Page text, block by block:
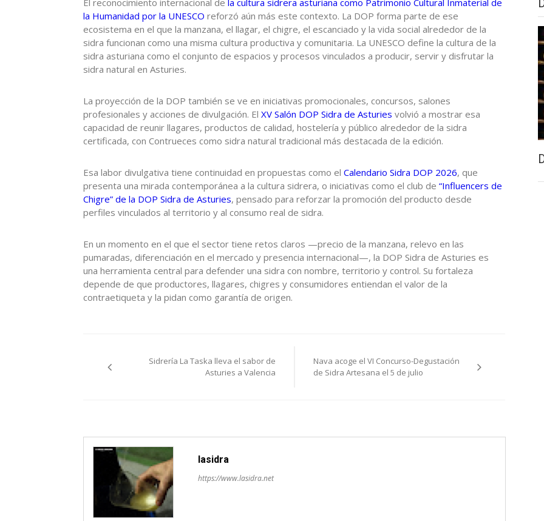
la Humanidad por la UNESCO reforzó aún más este contexto. La DOP forma parte de ese
ecosistema en el que la manzana, el llagar, el chigre, el escanciado y la vida social alrededor de la
sidra funcionan como una misma cultura productiva y comunitaria. La UNESCO define la cultura de la
sidra asturiana como el conjunto de espacios y procesos vinculados a producir, servir y disfrutar la
sidra natural en Asturies.
La proyección de la DOP también se ve en iniciativas promocionales, concursos, salones
profesionales y acciones de divulgación. El XV Salón DOP Sidra de Asturies volvió a mostrar esa
capacidad de reunir llagares, productos de calidad, hostelería y público alrededor de la sidra
certificada, con Contrueces como sidra natural tradicional más destacada de la edición.
Esa labor divulgativa tiene continuidad en propuestas como el Calendario Sidra DOP 2026, que
presenta una mirada contemporánea a la cultura sidrera, o iniciativas como el club de “Influencers de
Chigre” de la DOP Sidra de Asturies, pensado para reforzar la promoción del producto desde
perfiles vinculados al territorio y al consumo real de sidra.
En un momento en el que el sector tiene retos claros —precio de la manzana, relevo en las
pumaradas, diferenciación en el mercado y presencia internacional—, la DOP Sidra de Asturies es
una herramienta central para defender una sidra con nombre, territorio y control. Su fortaleza
depende de que productores, llagares, chigres y consumidores entiendan el valor de la
contraetiqueta y la pidan como garantía de origen.
de
Sidrería La Taska lleva el sabor de
Asturies a Valencia
Nava acoge el VI Concurso-Degustación
de Sidra Artesana el 5 de julio
lasidra
https://www.lasidra.net